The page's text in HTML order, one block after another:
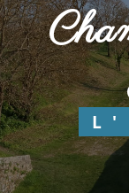
chambres d'hôtes